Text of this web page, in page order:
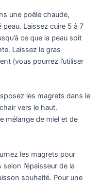
une poêle chaude,
Laissez cuire 5 à 7
ce que la peau soit
Laissez le gras
(vous pourrez l’utiliser
les magrets dans le
vers le haut.
mélange de miel et de
les magrets pour
l’épaisseur de la
souhaité. Pour une